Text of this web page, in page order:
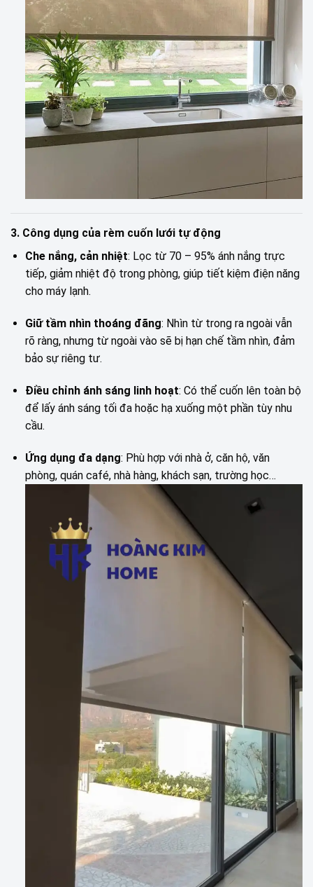
3. Công dụng của rèm cuốn lưới tự động
Che nắng, cản nhiệt: Lọc từ 70 – 95% ánh nắng trực
tiếp, giảm nhiệt độ trong phòng, giúp tiết kiệm điện năng
cho máy lạnh.
Giữ tầm nhìn thoáng đãng: Nhìn từ trong ra ngoài vẫn
rõ ràng, nhưng từ ngoài vào sẽ bị hạn chế tầm nhìn, đảm
bảo sự riêng tư.
Điều chỉnh ánh sáng linh hoạt: Có thể cuốn lên toàn bộ
để lấy ánh sáng tối đa hoặc hạ xuống một phần tùy nhu
cầu.
Ứng dụng đa dạng: Phù hợp với nhà ở, căn hộ, văn
phòng, quán café, nhà hàng, khách sạn, trường học…